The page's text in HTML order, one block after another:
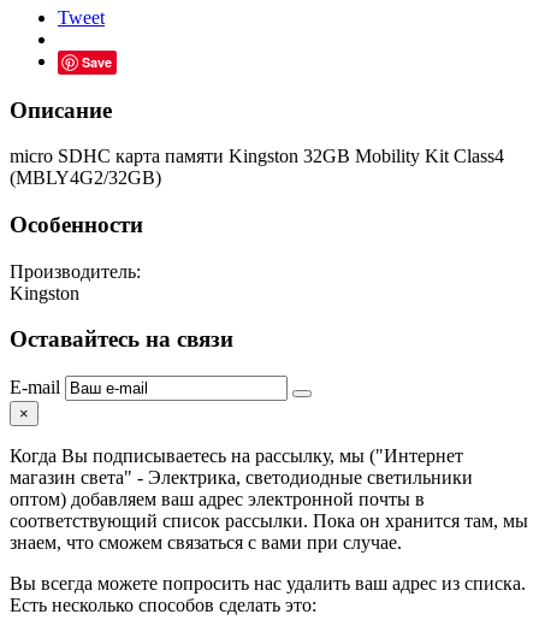
Tweet
Save
Описание
micro SDHC карта памяти Kingston 32GB Mobility Kit Class4
(MBLY4G2/32GB)
Особенности
Производитель:
Kingston
Оставайтесь на связи
E-mail
×
Когда Вы подписываетесь на рассылку, мы ("Интернет
магазин света" - Электрика, светодиодные светильники
оптом) добавляем ваш адрес электронной почты в
соответствующий список рассылки. Пока он хранится там, мы
знаем, что сможем связаться с вами при случае.
Вы всегда можете попросить нас удалить ваш адрес из списка.
Есть несколько способов сделать это: